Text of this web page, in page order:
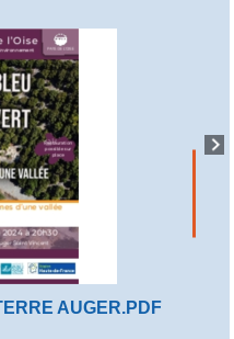
AUGER.PDF